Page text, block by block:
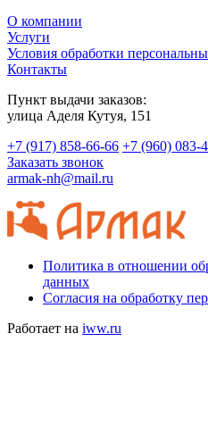
О компании
Услуги
Условия обработки
Контакты
Пункт выдачи заказов:
​улица Аделя Кутуя, 151
+7 (917) 858-66-66 +7 (960) 083-
Заказать звонок
armak-nh@mail.ru
Политика в отношении
данных
Согласия на обработку
Работает на iww.ru